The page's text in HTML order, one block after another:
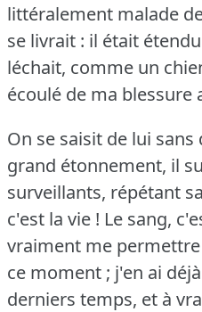
littéralement malade
se livrait : il était
léchait, comme un
écoulé de ma blessure
On se saisit de lui
grand étonnement, il
surveillants, répétant
c'est la vie ! Le sang,
vraiment me
ce moment ; j'en ai
derniers temps, et à